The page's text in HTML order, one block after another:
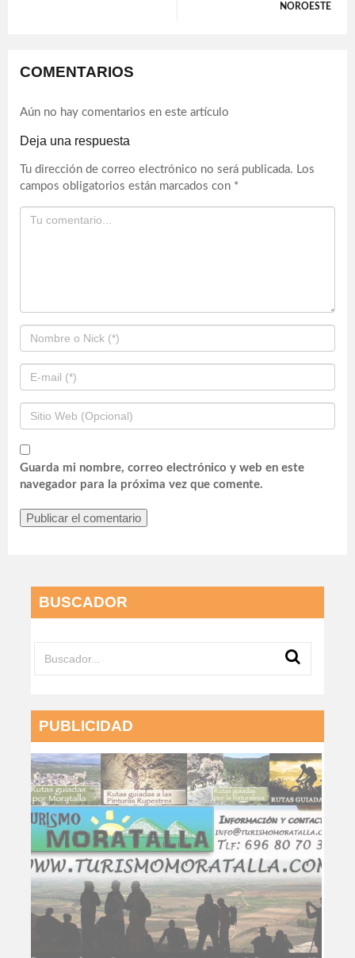
NOROESTE
COMENTARIOS
Aún no hay comentarios en este artículo
Deja una respuesta
Tu dirección de correo electrónico no será publicada. Los
campos obligatorios están marcados con *
Guarda mi nombre, correo electrónico y web en este
navegador para la próxima vez que comente.
BUSCADOR
PUBLICIDAD